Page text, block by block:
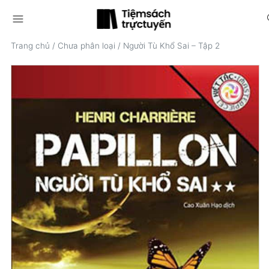
menu
Trang chủ / Chưa phân loại / Người Tù Khổ Sai – Tập 2